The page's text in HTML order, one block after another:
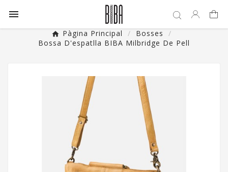

Pàgina Principal
Bosses
Bossa D'espatlla BIBA Milbridge De Pell